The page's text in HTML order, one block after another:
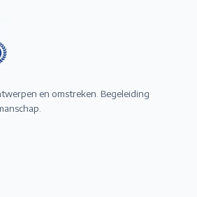
en omstreken. Begeleiding